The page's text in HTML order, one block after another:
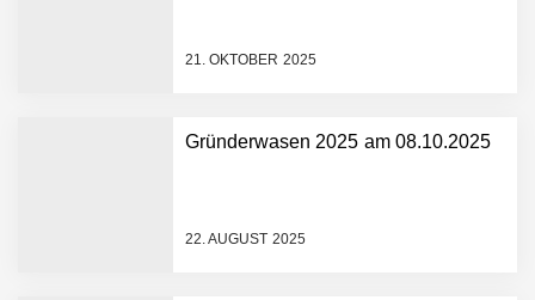
21. OKTOBER 2025
Gründerwasen 2025 am 08.10.2025
22. AUGUST 2025
Dollar bekannt, um den